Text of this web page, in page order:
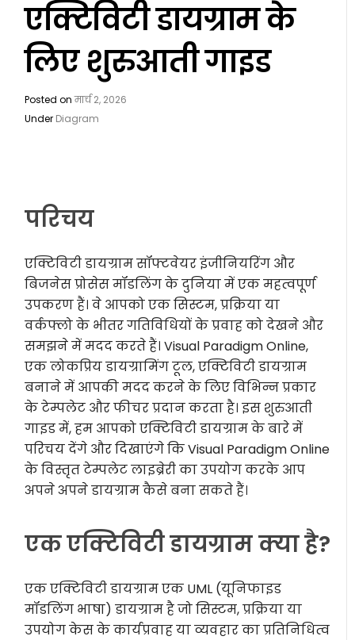
एक्टिविटी डायग्राम के
लिए शुरुआती गाइड
Posted onमार्च 2, 2026
Under Diagram
परिचय
एक्टिविटी डायग्राम सॉफ्टवेयर इंजीनियरिंग और
बिजनेस प्रोसेस मॉडलिंग के दुनिया में एक महत्वपूर्ण
उपकरण हैं। वे आपको एक सिस्टम, प्रक्रिया या
वर्कफ्लो के भीतर गतिविधियों के प्रवाह को देखने और
समझने में मदद करते हैं। Visual Paradigm Online,
एक लोकप्रिय डायग्रामिंग टूल, एक्टिविटी डायग्राम
बनाने में आपकी मदद करने के लिए विभिन्न प्रकार
के टेम्पलेट और फीचर प्रदान करता है। इस शुरुआती
गाइड में, हम आपको एक्टिविटी डायग्राम के बारे में
परिचय देंगे और दिखाएंगे कि Visual Paradigm Online
के विस्तृत टेम्पलेट लाइब्रेरी का उपयोग करके आप
अपने अपने डायग्राम कैसे बना सकते हैं।
एक एक्टिविटी डायग्राम क्या है?
एक एक्टिविटी डायग्राम एक UML (यूनिफाइड
मॉडलिंग भाषा) डायग्राम है जो सिस्टम, प्रक्रिया या
उपयोग केस के कार्यप्रवाह या व्यवहार का प्रतिनिधित्व